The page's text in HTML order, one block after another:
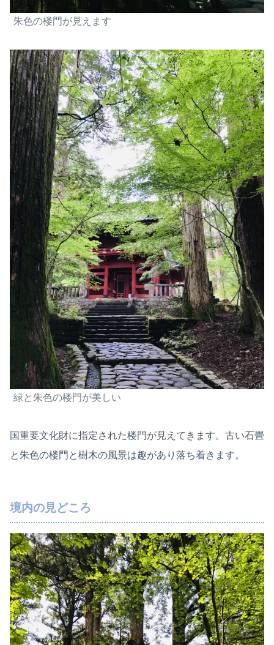
朱色の楼門が見えます
緑と朱色の楼門が美しい
国重要文化財に指定された楼門が見えてきます。古い石畳
と朱色の楼門と樹木の風景は趣があり落ち着きます。
境内の見どころ